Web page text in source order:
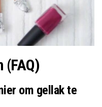
(FAQ)
om gellak te